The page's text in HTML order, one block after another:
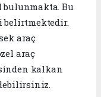
bulunmakta. Bu
belirtmektedir.
araç
araç
kalkan